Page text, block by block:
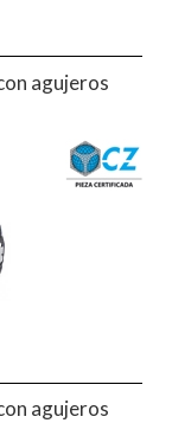
agujeros
agujeros